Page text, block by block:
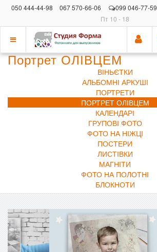
050 444-44-98 067 570-66-06 099 046-77-59
Пт 10 - 18
Показать
меню
Портрет ОЛІВЦЕМ
ВІНЬЄТКИ
АЛЬБОМНІ АРКУШІ
ПОРТРЕТИ
ПОРТРЕТ ОЛІВЦЕМ
КАЛЕНДАРІ
ГРУПОВІ ФОТО
ФОТО НА НІЖЦІ
ПОСТЕРИ
ЛИСТІВКИ
МАГНІТИ
ФОТО НА ПОЛОТНІ
БЛОКНОТИ
Previous